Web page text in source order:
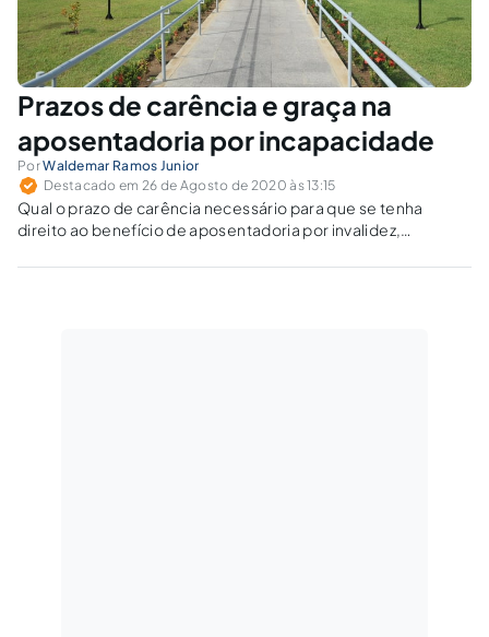
Prazos de carência e graça na
aposentadoria por incapacidade
PorWaldemar Ramos Junior
Destacado em 26 de Agosto de 2020 às 13:15
Qual o prazo de carência necessário para que se tenha
direito ao benefício de aposentadoria por invalidez,
permanente?